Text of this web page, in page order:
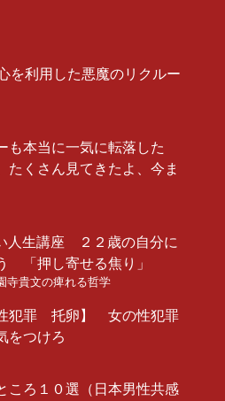
を利用した悪魔のリクルー
も本当に一気に転落した
たくさん見てきたよ、今ま
人生講座 ２２歳の自分に
「押し寄せる焦り」
寺貴文の痺れる哲学
性犯罪 托卵】 女の性犯罪
をつけろ
ころ１０選（日本男性共感